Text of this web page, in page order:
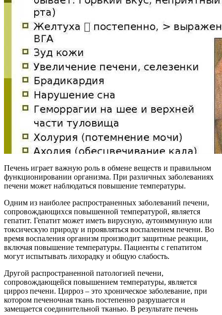
Печень играет важную роль в обмене веществ и правильном
функционировании организма. При различных заболеваниях
печени может наблюдаться повышение температуры.
Одним из наиболее распространенных заболеваний печени,
сопровождающихся повышенной температурой, является
гепатит. Гепатит может иметь вирусную, аутоиммунную или
токсическую природу и проявляться воспалением печени. Во
время воспаления организм производит защитные реакции,
включая повышение температуры. Пациенты с гепатитом
могут испытывать лихорадку и общую слабость.
Другой распространенной патологией печени,
сопровождающейся повышением температуры, является
цирроз печени. Цирроз – это хроническое заболевание, при
котором печеночная ткань постепенно разрушается и
замещается соединительной тканью. В результате печень